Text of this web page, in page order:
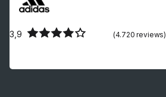
3,9 (4.720 reviews)